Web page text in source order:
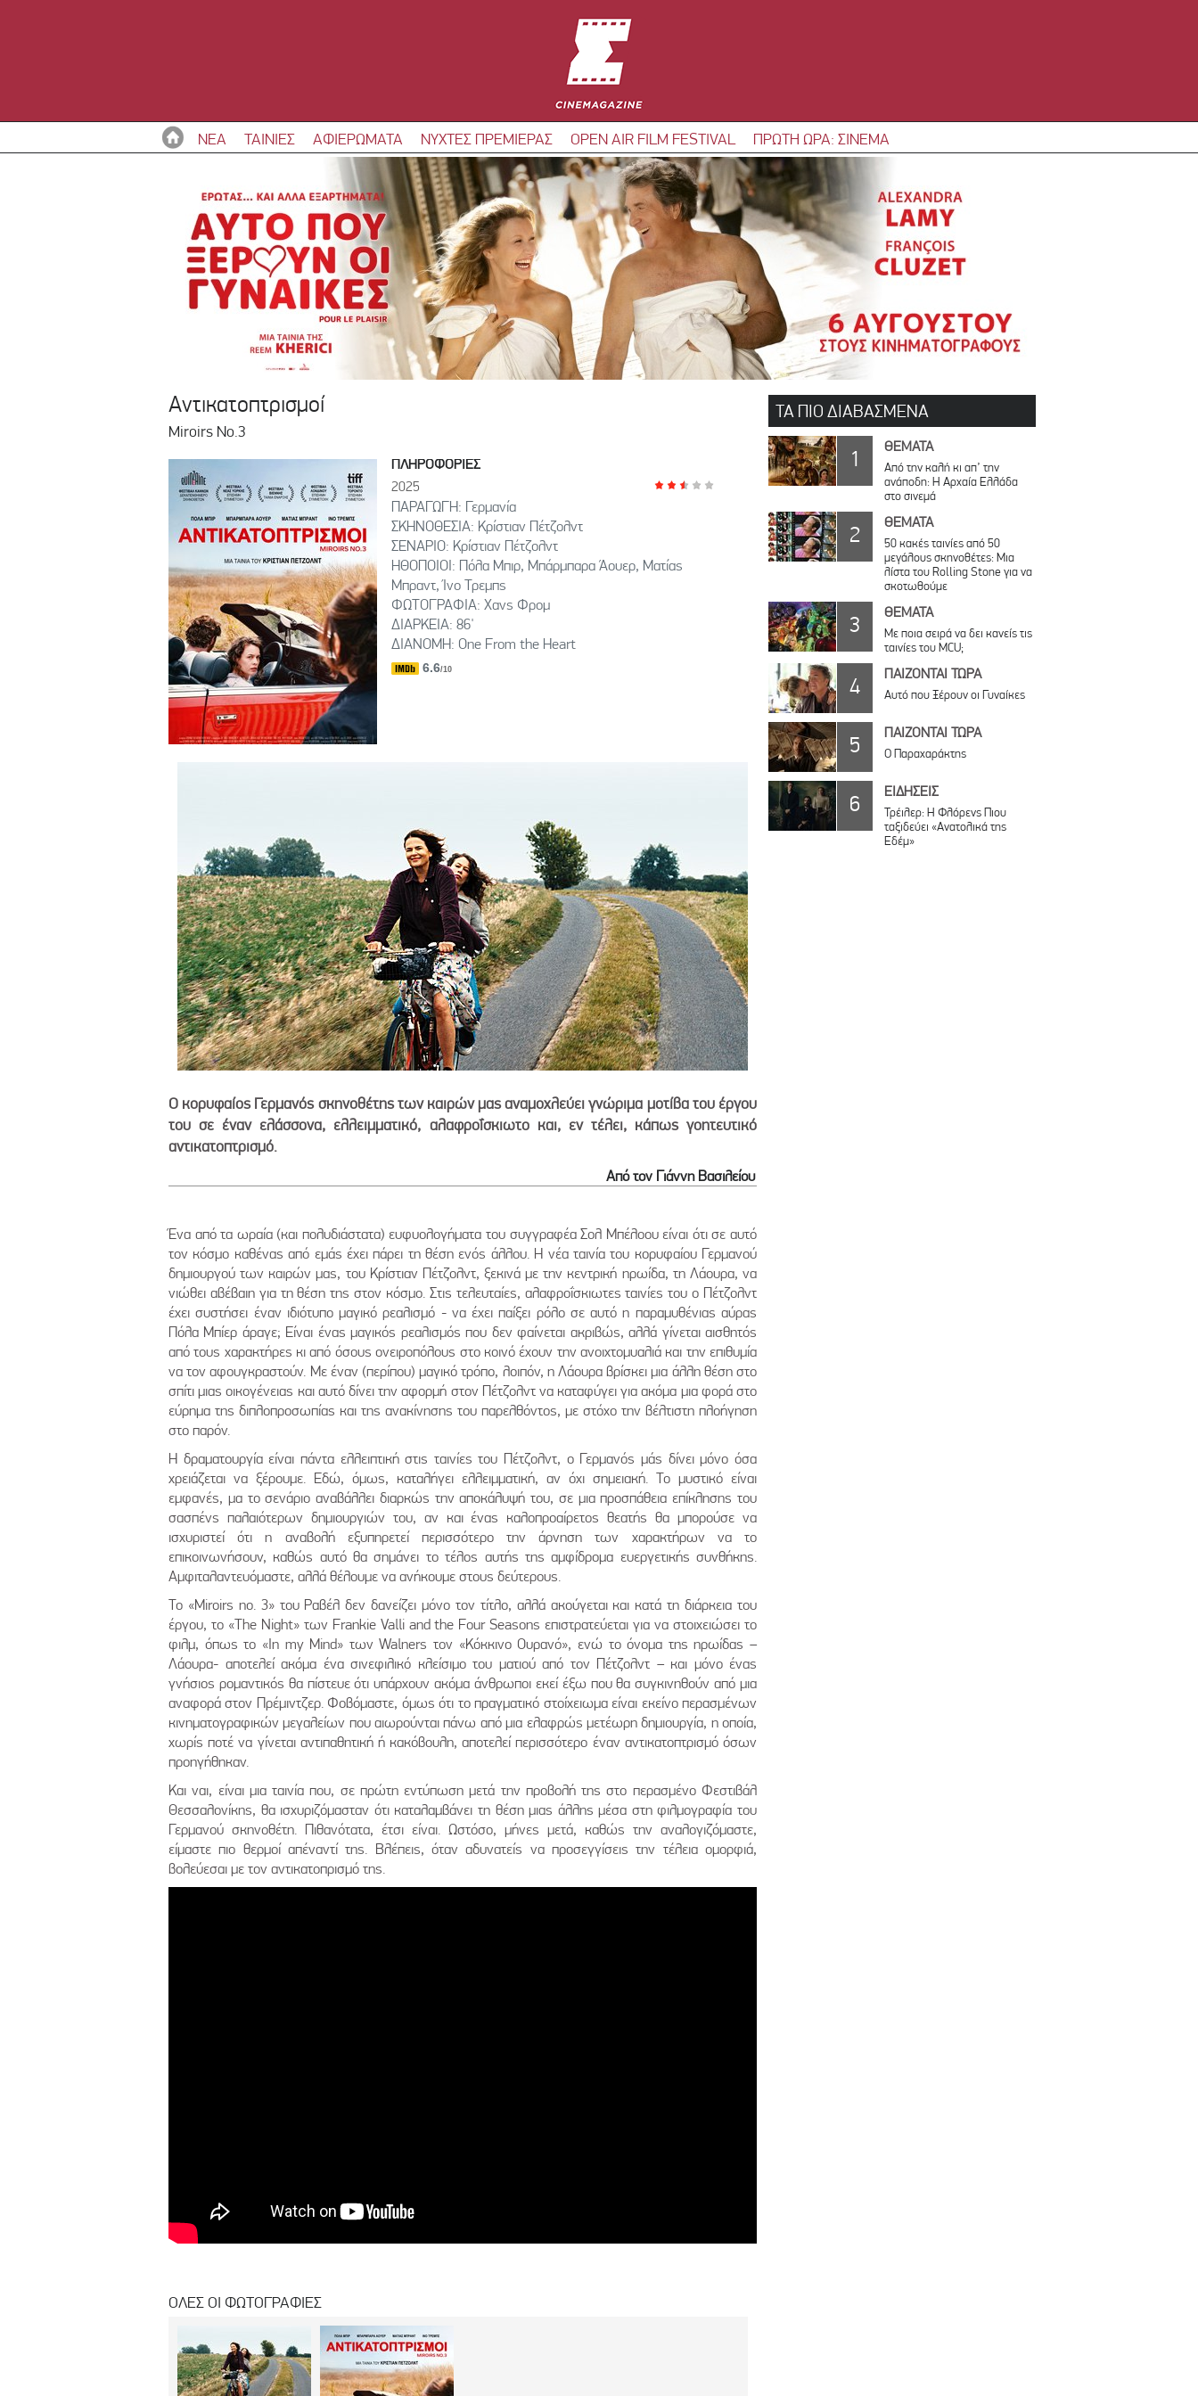
ΝΕΑ ΤΑΙΝΙΕΣ ΑΦΙΕΡΩΜΑΤΑ ΝΥΧΤΕΣ ΠΡΕΜΙΕΡΑΣ OPEN AIR FILM FESTIVAL ΠΡΩΤΗ ΩΡΑ: ΣΙΝΕΜΑ
Αντικατοπτρισμοί
Miroirs No.3
ΠΛΗΡΟΦΟΡΙΕΣ
2025
ΠΑΡΑΓΩΓΗ: Γερμανία
ΣΚΗΝΟΘΕΣΙΑ: Κρίστιαν Πέτζολντ
ΣΕΝΑΡΙΟ: Κρίστιαν Πέτζολντ
ΗΘΟΠΟΙΟΙ: Πόλα Μπιρ, Μπάρμπαρα Άουερ, Ματίας
Μπραντ, Ίνο Τρεμπς
ΦΩΤΟΓΡΑΦΙΑ: Χανς Φρομ
ΔΙΑΡΚΕΙΑ: 86'
ΔΙΑΝΟΜΗ: One From the Heart
6.6/10
O κορυφαίος Γερμανός σκηνοθέτης των καιρών μας αναμοχλεύει γνώριμα μοτίβα του έργου
του σε έναν ελάσσονα, ελλειμματικό, αλαφροΐσκιωτο και, εν τέλει, κάπως γοητευτικό
αντικατοπτρισμό.
Από τον Γιάννη Βασιλείου
Ένα από τα ωραία (και πολυδιάστατα) ευφυολογήματα του συγγραφέα Σολ Μπέλοου είναι ότι σε αυτό
τον κόσμο καθένας από εμάς έχει πάρει τη θέση ενός άλλου. Η νέα ταινία του κορυφαίου Γερμανού
δημιουργού των καιρών μας, του Κρίστιαν Πέτζολντ, ξεκινά με την κεντρική ηρωίδα, τη Λάουρα, να
νιώθει αβέβαιη για τη θέση της στον κόσμο. Στις τελευταίες, αλαφροΐσκιωτες ταινίες του ο Πέτζολντ
έχει συστήσει έναν ιδιότυπο μαγικό ρεαλισμό - να έχει παίξει ρόλο σε αυτό η παραμυθένιας αύρας
Πόλα Μπίερ άραγε; Είναι ένας μαγικός ρεαλισμός που δεν φαίνεται ακριβώς, αλλά γίνεται αισθητός
από τους χαρακτήρες κι από όσους ονειροπόλους στο κοινό έχουν την ανοιχτομυαλιά και την επιθυμία
να τον αφουγκραστούν. Με έναν (περίπου) μαγικό τρόπο, λοιπόν, η Λάουρα βρίσκει μια άλλη θέση στο
σπίτι μιας οικογένειας και αυτό δίνει την αφορμή στον Πέτζολντ να καταφύγει για ακόμα μια φορά στο
εύρημα της διπλοπροσωπίας και της ανακίνησης του παρελθόντος, με στόχο την βέλτιστη πλοήγηση
στο παρόν.
Η δραματουργία είναι πάντα ελλειπτική στις ταινίες του Πέτζολντ, ο Γερμανός μάς δίνει μόνο όσα
χρειάζεται να ξέρουμε. Εδώ, όμως, καταλήγει ελλειμματική, αν όχι σημειακή. Το μυστικό είναι
εμφανές, μα το σενάριο αναβάλλει διαρκώς την αποκάλυψή του, σε μια προσπάθεια επίκλησης του
σασπένς παλαιότερων δημιουργιών του, αν και ένας καλοπροαίρετος θεατής θα μπορούσε να
ισχυριστεί ότι η αναβολή εξυπηρετεί περισσότερο την άρνηση των χαρακτήρων να το
επικοινωνήσουν, καθώς αυτό θα σημάνει το τέλος αυτής της αμφίδρομα ευεργετικής συνθήκης.
Αμφιταλαντευόμαστε, αλλά θέλουμε να ανήκουμε στους δεύτερους.
Το «Miroirs no. 3» του Ραβέλ δεν δανείζει μόνο τον τίτλο, αλλά ακούγεται και κατά τη διάρκεια του
έργου, το «The Night» των Frankie Valli and the Four Seasons επιστρατεύεται για να στοιχειώσει το
φιλμ, όπως το «In my Mind» των Walners τον «Κόκκινο Ουρανό», ενώ το όνομα της ηρωίδας –
Λάουρα- αποτελεί ακόμα ένα σινεφιλικό κλείσιμο του ματιού από τον Πέτζολντ – και μόνο ένας
γνήσιος ρομαντικός θα πίστευε ότι υπάρχουν ακόμα άνθρωποι εκεί έξω που θα συγκινηθούν από μια
αναφορά στον Πρέμιντζερ. Φοβόμαστε, όμως ότι το πραγματικό στοίχειωμα είναι εκείνο περασμένων
κινηματογραφικών μεγαλείων που αιωρούνται πάνω από μια ελαφρώς μετέωρη δημιουργία, η οποία,
χωρίς ποτέ να γίνεται αντιπαθητική ή κακόβουλη, αποτελεί περισσότερο έναν αντικατοπτρισμό όσων
προηγήθηκαν.
Και ναι, είναι μια ταινία που, σε πρώτη εντύπωση μετά την προβολή της στο περασμένο Φεστιβάλ
Θεσσαλονίκης, θα ισχυριζόμασταν ότι καταλαμβάνει τη θέση μιας άλλης μέσα στη φιλμογραφία του
Γερμανού σκηνοθέτη. Πιθανότατα, έτσι είναι. Ωστόσο, μήνες μετά, καθώς την αναλογιζόμαστε,
είμαστε πιο θερμοί απέναντί της. Βλέπεις, όταν αδυνατείς να προσεγγίσεις την τέλεια ομορφιά,
βολεύεσαι με τον αντικατοπρισμό της.
ΟΛΕΣ ΟΙ ΦΩΤΟΓΡΑΦΙΕΣ
ΤΑ ΠΙΟ ΔΙΑΒΑΣΜΕΝΑ
1 ΘΕΜΑΤΑ
Από την καλή κι απ’ την
ανάποδη: Η Αρχαία Ελλάδα
στο σινεμά
2 ΘΕΜΑΤΑ
50 κακές ταινίες από 50
μεγάλους σκηνοθέτες: Μια
λίστα του Rolling Stone για να
σκοτωθούμε
3 ΘΕΜΑΤΑ
Με ποια σειρά να δει κανείς τις
ταινίες του MCU;
4 ΠΑΙΖΟΝΤΑΙ ΤΩΡΑ
Αυτό που Ξέρουν οι Γυναίκες
5 ΠΑΙΖΟΝΤΑΙ ΤΩΡΑ
Ο Παραχαράκτης
6 ΕΙΔΗΣΕΙΣ
Τρέιλερ: Η Φλόρενς Πιου
ταξιδεύει «Ανατολικά της
Εδέμ»